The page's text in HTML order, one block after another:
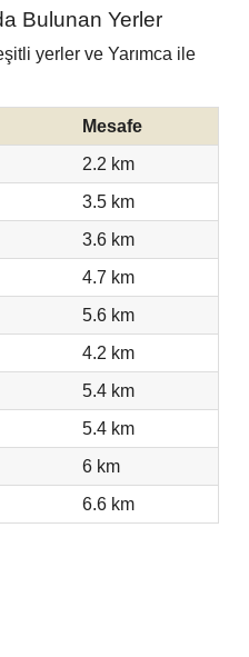
Bulunan Yerler
yerler ve Yarımca ile
Mesafe
2.2 km
3.5 km
3.6 km
4.7 km
5.6 km
4.2 km
5.4 km
5.4 km
6 km
6.6 km